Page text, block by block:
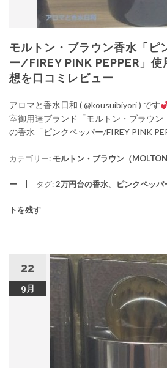
モルトン・ブラウン香水「ピ
ー/FIREY PINK PEPPER」
想を口コミレビュー
アロマと香水日和 ( @kousuibiyori ) です
室御用達ブランド「モルトン・ブラウン
の香水「ピンクペッパー/FIREY PINK
カテゴリー: モルトン・ブラウン（
ー タグ:2万円台の香水、 ピンクペッ
トを残す
22
9月